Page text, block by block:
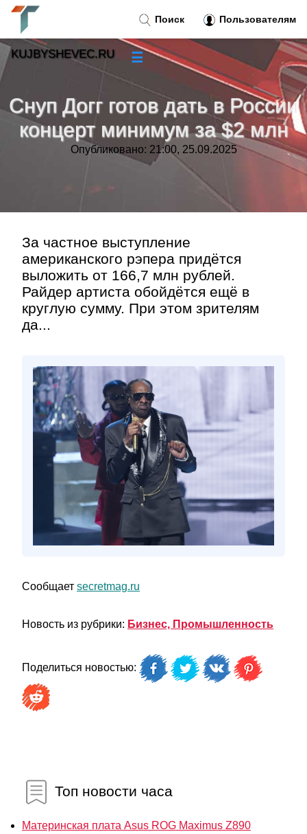
Снуп Догг готов дать в России
концерт минимум за $2 млн
Опубликовано: 21:00, 25.09.2025
За частное выступление
американского рэпера придётся
выложить от 166,7 млн рублей.
Райдер артиста обойдётся ещё в
круглую сумму. При этом зрителям
да...
Сообщает secretmag.ru
Новость из рубрики: Бизнес, Промышленность
Поделиться новостью:
Топ новости часа
Материнская плата Asus ROG Maximus Z890
Поиск Пользователям
KUJBYSHEVEC.RU ☰
»
Тренды новостей»
»
Контакт»